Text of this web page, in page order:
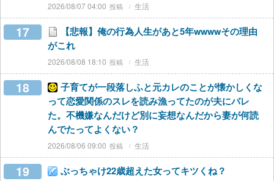
2026/08/07 04:00 生活
17
【悲報】俺の行為人生があと5年wwwwその理由
がこれ
2026/08/08 18:10 生活
18
子育てが一段落しふと元カレのことが懐かしくな
って恋愛関係のスレを読み漁ってたのが夫にバレ
た。不機嫌なんだけど別に妄想なんだから妻が何読
んでたってよくない？
2026/08/06 09:00 生活
19 ぶっちゃけ22歳超えた女ってキツくね？